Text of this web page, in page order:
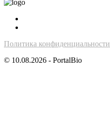
Политика конфиденциальности
© 10.08.2026 - PortalBio